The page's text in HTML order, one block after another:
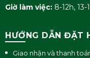
Giờ làm việc: 8-12h,
HƯỚNG DẪN ĐẶT
Giao nhận và thanh